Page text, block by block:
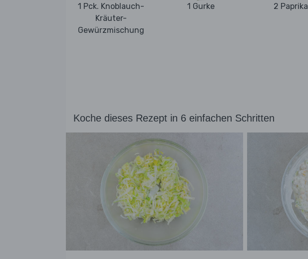
1 Pck. Knoblauch-
Kräuter-
Gewürzmischung
1 Gurke 2 Paprika
Koche dieses Rezept in 6 einfachen Schritten